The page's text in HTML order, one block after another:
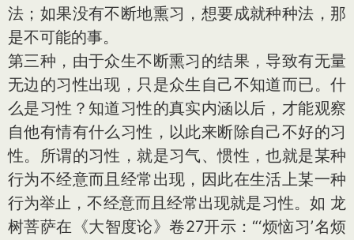
法；如果没有不断地熏习，想要成就种种法，那
是不可能的事。
第三种，由于众生不断熏习的结果，导致有无量
无边的习性出现，只是众生自己不知道而已。什
么是习性？知道习性的真实内涵以后，才能观察
自他有情有什么习性，以此来断除自己不好的习
性。所谓的习性，就是习气、惯性，也就是某种
行为不经意而且经常出现，因此在生活上某一种
行为举止，不经意而且经常出现就是习性。如 龙
树菩萨在《大智度论》卷27开示：“‘烦恼习’名烦